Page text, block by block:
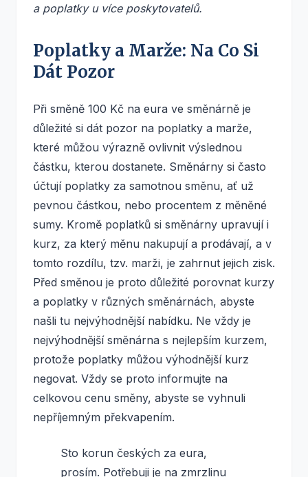
a poplatky u více poskytovatelů.
Poplatky a Marže: Na Co Si
Dát Pozor
Při směně 100 Kč na eura ve směnárně je
důležité si dát pozor na poplatky a marže,
které můžou výrazně ovlivnit výslednou
částku, kterou dostanete. Směnárny si často
účtují poplatky za samotnou směnu, ať už
pevnou částkou, nebo procentem z měněné
sumy. Kromě poplatků si směnárny upravují i
kurz, za který měnu nakupují a prodávají, a v
tomto rozdílu, tzv. marži, je zahrnut jejich zisk.
Před směnou je proto důležité porovnat kurzy
a poplatky v různých směnárnách, abyste
našli tu nejvýhodnější nabídku. Ne vždy je
nejvýhodnější směnárna s nejlepším kurzem,
protože poplatky můžou výhodnější kurz
negovat. Vždy se proto informujte na
celkovou cenu směny, abyste se vyhnuli
nepříjemným překvapením.
Sto korun českých za eura,
prosím. Potřebuji je na zmrzlinu